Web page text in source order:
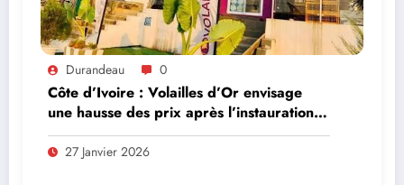
Durandeau 0
Côte d’Ivoire : Volailles d’Or envisage
une hausse des prix après l’instauration
d’une taxe de 9% sur les aliments
d’élevage
27 Janvier 2026